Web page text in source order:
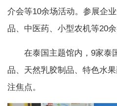
介会等10余场活动。参展企
品、中医药、小型农机等20余
在泰国主题馆内，9家泰
品、天然乳胶制品、特色水
注焦点。